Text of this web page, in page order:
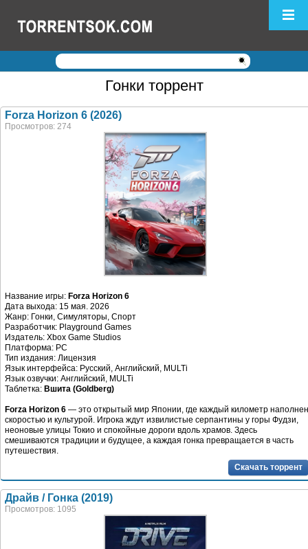
Логин: Пароль:
Регистрация|Забыли пароль?
Гонки торрент
Forza Horizon 6 (2026)
Просмотров: 274
Название игры: Forza Horizon 6
Дата выхода: 15 мая. 2026
Жанр: Гонки, Симуляторы, Спорт
Разработчик: Playground Games
Издатель: Xbox Game Studios
Платформа: PC
Тип издания: Лицензия
Язык интерфейса: Русский, Английский, MULTi
Язык озвучки: Английский, MULTi
Таблетка: Вшита (Goldberg)
Forza Horizon 6 — это открытый мир Японии, где каждый километр наполнен
скоростью и культурой. Игрока ждут извилистые серпантины у горы Фудзи,
неоновые улицы Токио и спокойные дороги вдоль храмов. Здесь
смешиваются традиции и будущее, а каждая гонка превращается в часть
путешествия.
Скачать торрент
Драйв / Гонка (2019)
Просмотров: 1095